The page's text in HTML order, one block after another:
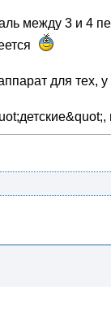
между 3 и 4
для тех,